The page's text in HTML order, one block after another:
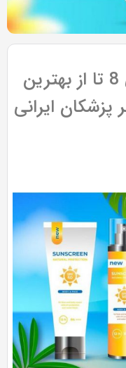
کرم ضد آفتاب و معرفی 8 تا از بهترین
ایرانی